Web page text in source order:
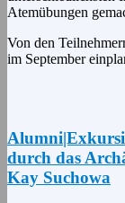
Atemübungen
Von den
im September
durch das
Kay Suchowa